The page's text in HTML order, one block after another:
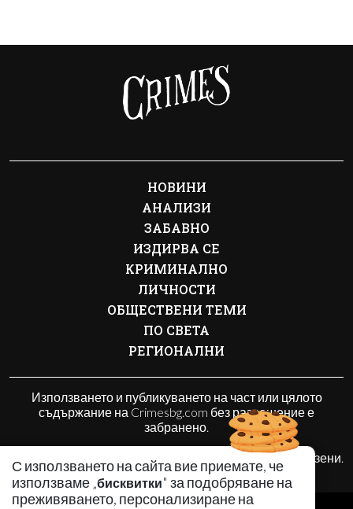
С използването на сайта вие приемате, че
използваме „бисквитки" за подобряване на
преживяването, персонализиране на
НОВИНИ
АНАЛИЗИ
ЗАБАВНО
ИЗДИРВА СЕ
КРИМИНАЛНО
ЛИЧНОСТИ
ОБЩЕСТВЕНИ ТЕМИ
ПО СВЕТА
РЕГИОНАЛНИ
Използването и публикуването на част или цялото
съдържание на Crimesbg.com без разрешение е
забранено.
© 2010 - 2026 | Crimesbg.com. Всички права запазени.